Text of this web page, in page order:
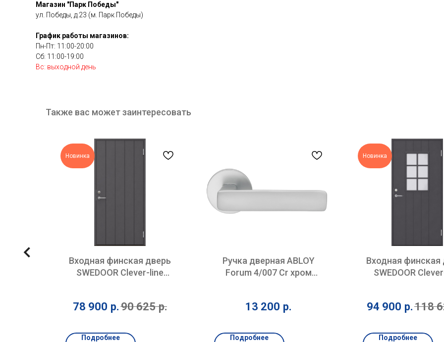
Магазин "Парк Победы"
ул. Победы, д.23 (м. Парк Победы)
График работы магазинов:
Пн-Пт: 11:00-20:00
Сб: 11:00-19:00
Вс: выходной день
Также вас может заинтересовать
Новинка
Входная финская дверь
SWEDOOR Clever-line
78 900 р.90 625 р.
Подробнее
Ручка дверная ABLOY
Forum 4/007 Cr хром
13 200 р.
Подробнее
Новинка
Входная финская
SWEDOOR
94 900 р. 118
Подробнее